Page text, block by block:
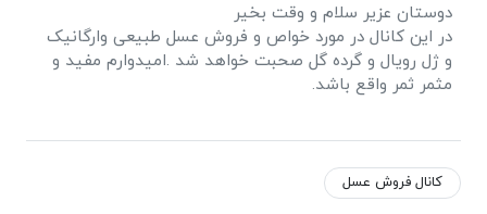
دوستان عزیر سلام و وقت بخیر
در این کانال در مورد خواص و فروش عسل طبیعی وارگانیک
و ژل رویال و گرده گل صحبت خواهد شد .امیدوارم مفید و
مثمر ثمر واقع باشد.
کانال فروش عسل